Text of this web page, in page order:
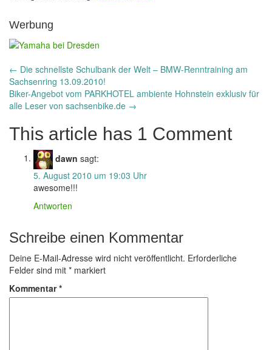
Werbung
Post
navigation
← Die schnellste Schulbank der Welt – BMW-Renntraining am
Sachsenring 13.09.2010!
Biker-Angebot vom PARKHOTEL ambiente Hohnstein exklusiv für
alle Leser von sachsenbike.de →
This article has 1 Comment
dawn sagt:
5. August 2010 um 19:03 Uhr
awesome!!!
Antworten
Schreibe einen Kommentar
Deine E-Mail-Adresse wird nicht veröffentlicht. Erforderliche
Felder sind mit * markiert
Kommentar*